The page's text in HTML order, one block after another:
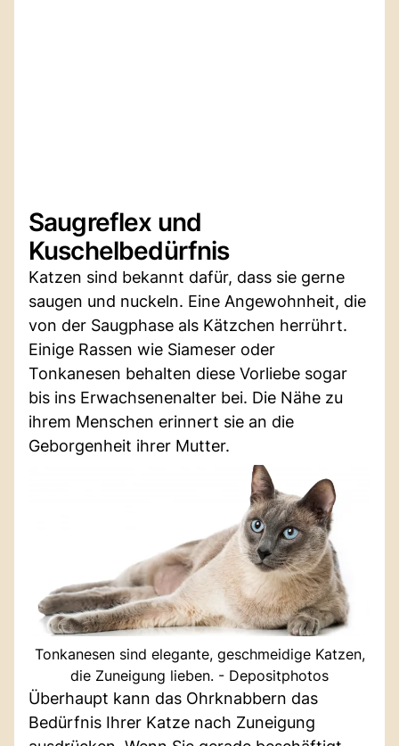
Saugreflex und
Kuschelbedürfnis
Katzen sind bekannt dafür, dass sie gerne
saugen und nuckeln. Eine Angewohnheit, die
von der Saugphase als Kätzchen herrührt.
Einige Rassen wie Siameser oder
Tonkanesen behalten diese Vorliebe sogar
bis ins Erwachsenenalter bei. Die Nähe zu
ihrem Menschen erinnert sie an die
Geborgenheit ihrer Mutter.
Tonkanesen sind elegante, geschmeidige Katzen,
die Zuneigung lieben. - Depositphotos
Überhaupt kann das Ohrknabbern das
Bedürfnis Ihrer Katze nach Zuneigung